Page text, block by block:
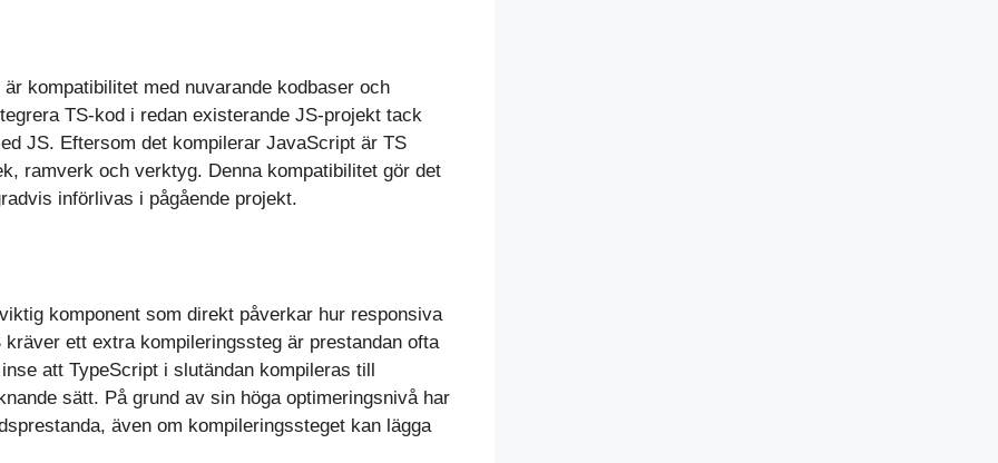
kompatibilitet med nuvarande kodbaser och
TS-kod i redan existerande JS-projekt tack
JS. Eftersom det kompilerar JavaScript är TS
ramverk och verktyg. Denna kompatibilitet gör det
införlivas i pågående projekt.
komponent som direkt påverkar hur responsiva
ett extra kompileringssteg är prestandan ofta
att TypeScript i slutändan kompileras till
sätt. På grund av sin höga optimeringsnivå har
även om kompileringssteget kan lägga